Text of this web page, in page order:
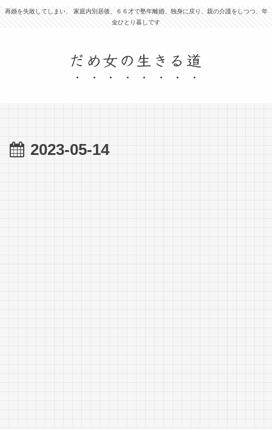
再婚を失敗してしまい、 家庭内別居後、６６才で塾年離婚、独身に戻り、親の介護をしつつ、年
金ひとり暮しです
だめ女の生きる道
2023-05-14